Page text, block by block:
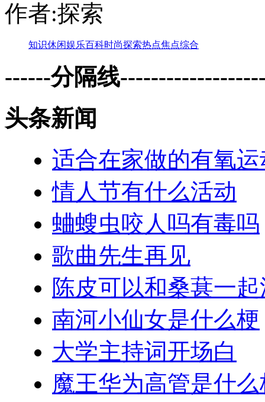
作者:探索
知识休闲娱乐百科时尚探索热点焦点综合
------分隔线
头条新闻
适合在家做的有氧运
情人节有什么活动
蛐螋虫咬人吗有毒吗
歌曲先生再见
陈皮可以和桑葚一
南河小仙女是什么梗
大学主持词开场白
魔王华为高管是什么